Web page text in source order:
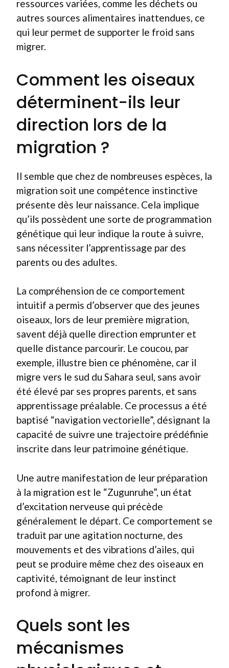
ressources variées, comme les déchets ou
autres sources alimentaires inattendues, ce
qui leur permet de supporter le froid sans
migrer.
Comment les oiseaux
déterminent-ils leur
direction lors de la
migration ?
Il semble que chez de nombreuses espèces, la
migration soit une compétence instinctive
présente dès leur naissance. Cela implique
qu’ils possèdent une sorte de programmation
génétique qui leur indique la route à suivre,
sans nécessiter l’apprentissage par des
parents ou des adultes.
La compréhension de ce comportement
intuitif a permis d’observer que des jeunes
oiseaux, lors de leur première migration,
savent déjà quelle direction emprunter et
quelle distance parcourir. Le coucou, par
exemple, illustre bien ce phénomène, car il
migre vers le sud du Sahara seul, sans avoir
été élevé par ses propres parents, et sans
apprentissage préalable. Ce processus a été
baptisé “navigation vectorielle”, désignant la
capacité de suivre une trajectoire prédéfinie
inscrite dans leur patrimoine génétique.
Une autre manifestation de leur préparation
à la migration est le “Zugunruhe”, un état
d’excitation nerveuse qui précède
généralement le départ. Ce comportement se
traduit par une agitation nocturne, des
mouvements et des vibrations d’ailes, qui
peut se produire même chez des oiseaux en
captivité, témoignant de leur instinct
profond à migrer.
Quels sont les
mécanismes